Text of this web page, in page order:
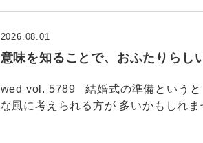
意味を知ることで、おふたりらし
2026.08.01
wed vol. 5789 結婚式の準備という
な風に考えられる方が 多いかもしれ